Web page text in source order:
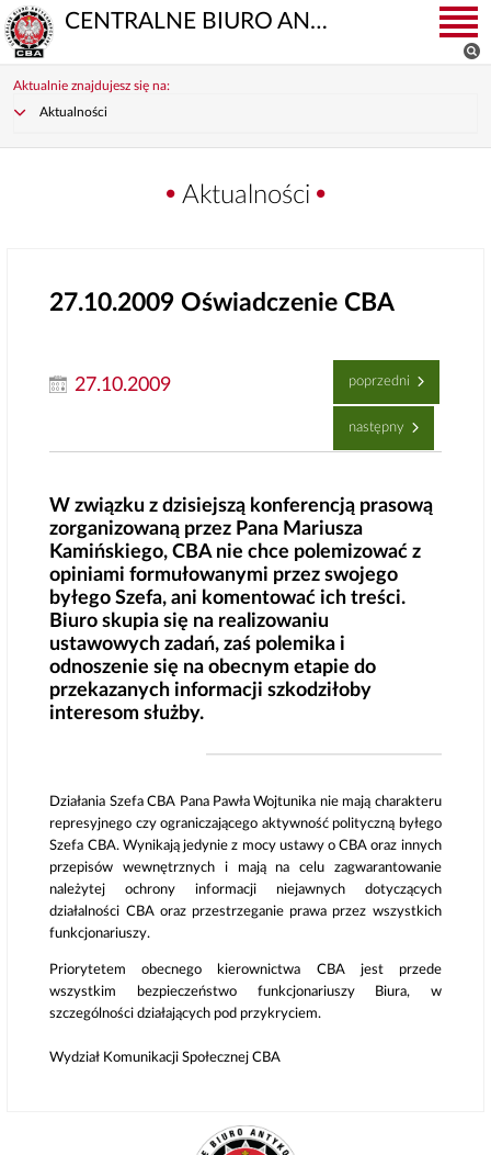
CENTRALNE BIURO ANTYKORUPCYJNE
Aktualnie znajdujesz się na:
Aktualności
Aktualności
27.10.2009 Oświadczenie CBA
27.10.2009 poprzedni
następny
W związku z dzisiejszą konferencją prasową
zorganizowaną przez Pana Mariusza
Kamińskiego, CBA nie chce polemizować z
opiniami formułowanymi przez swojego
byłego Szefa, ani komentować ich treści.
Biuro skupia się na realizowaniu
ustawowych zadań, zaś polemika i
odnoszenie się na obecnym etapie do
przekazanych informacji szkodziłoby
interesom służby.
Działania Szefa CBA Pana Pawła Wojtunika nie mają charakteru
represyjnego czy ograniczającego aktywność polityczną byłego
Szefa CBA. Wynikają jedynie z mocy ustawy o CBA oraz innych
przepisów wewnętrznych i mają na celu zagwarantowanie
należytej ochrony informacji niejawnych dotyczących
działalności CBA oraz przestrzeganie prawa przez wszystkich
funkcjonariuszy.
Priorytetem obecnego kierownictwa CBA jest przede
wszystkim bezpieczeństwo funkcjonariuszy Biura, w
szczególności działających pod przykryciem.
Wydział Komunikacji Społecznej CBA